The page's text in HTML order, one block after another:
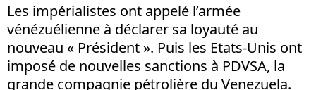
Les impérialistes ont appelé l’armée
vénézuélienne à déclarer sa loyauté au
nouveau « Président ». Puis les Etats-Unis ont
imposé de nouvelles sanctions à PDVSA, la
grande compagnie pétrolière du Venezuela.